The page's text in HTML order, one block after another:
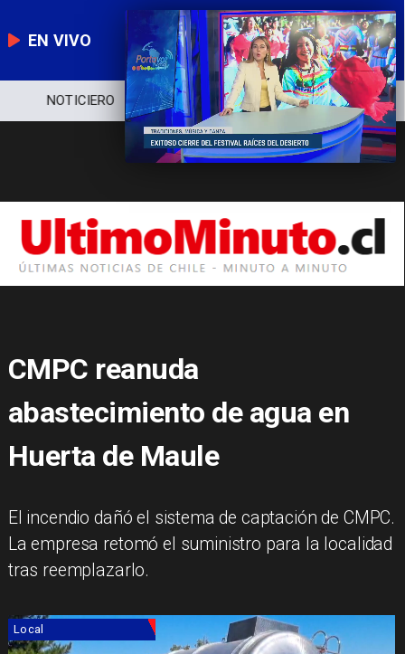
EN VIVO
NOTICIERO POLÍTICA ECONOMÍA
CMPC reanuda
abastecimiento de agua en
Huerta de Maule
El incendio dañó el sistema de captación de CMPC.
La empresa retomó el suministro para la localidad
tras reemplazarlo.
Local